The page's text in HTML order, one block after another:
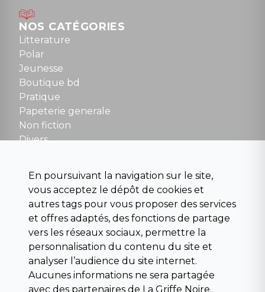
Mardi au samedi : 10h à 13h / 14h à 19h
Dimanche : 10h30 à 12h30
Tel : 01 48 89 13 88
NOUS CONTACTER
contact@la-griffe-noire.com
NOS CATÉGORIES
Litterature
Polar
Jeunesse
Boutique bd
Pratique
Papeterie generale
Non fiction
Divers
Para scolaire
Histoire
Pochoteque
Pleiade
INFORMATIONS
En poursuivant la navigation sur le site,
vous acceptez le dépôt de cookies et
autres tags pour vous proposer des services
et offres adaptés, des fonctions de partage
vers les réseaux sociaux, permettre la
personnalisation du contenu du site et
analyser l’audience du site internet.
Aucunes informations ne sera partagée
avec des partenaires de La Griffe Noire.